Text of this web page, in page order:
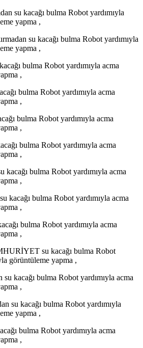
su kacağı bulma Robot yardımıyla
yapma ,
su kacağı bulma Robot yardımıyla
yapma ,
bulma Robot yardımıyla acma
,
bulma Robot yardımıyla acma
,
bulma Robot yardımıyla acma
,
bulma Robot yardımıyla acma
,
bulma Robot yardımıyla acma
,
kacağı bulma Robot yardımıyla acma
,
bulma Robot yardımıyla acma
,
su kacağı bulma Robot
görüntüleme yapma ,
kacağı bulma Robot yardımıyla acma
,
su kacağı bulma Robot yardımıyla
yapma ,
bulma Robot yardımıyla acma
,